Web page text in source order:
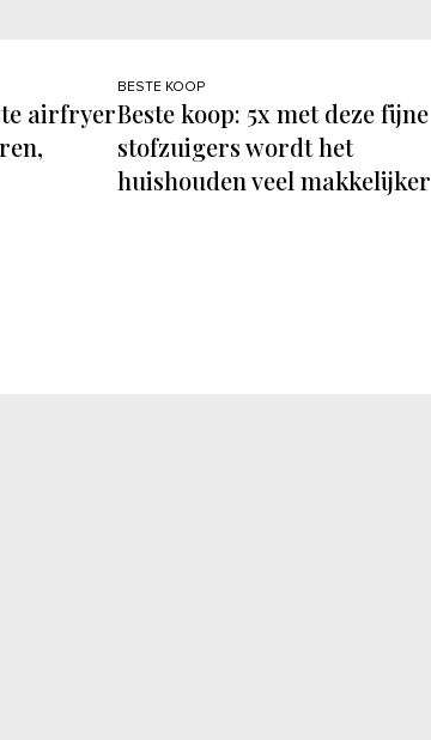
airfryer
BESTE KOOP
Beste koop: 5x met deze fijne
stofzuigers wordt het
huishouden veel makkelijker